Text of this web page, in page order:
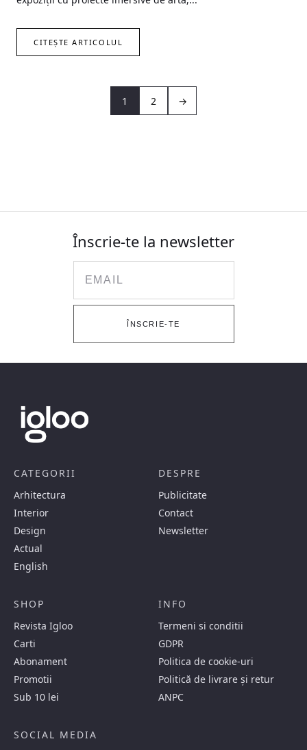
CITEȘTE ARTICOLUL
1 2 →
Înscrie-te la newsletter
ÎNSCRIE-TE
CATEGORII
Arhitectura
Interior
Design
Actual
English
DESPRE
Publicitate
Contact
Newsletter
SHOP
Revista Igloo
Carti
Abonament
Promotii
Sub 10 lei
INFO
Termeni si conditii
GDPR
Politica de cookie-uri
Politică de livrare și retur
ANPC
SOCIAL MEDIA